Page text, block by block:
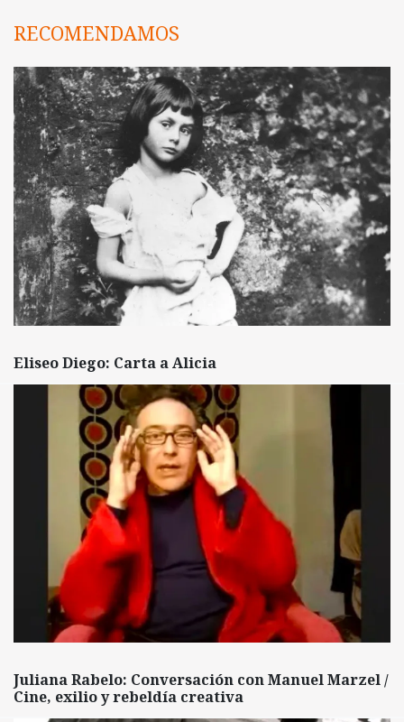
RECOMENDAMOS
Eliseo Diego: Carta a Alicia
Juliana Rabelo: Conversación con Manuel Marzel /
Cine, exilio y rebeldía creativa